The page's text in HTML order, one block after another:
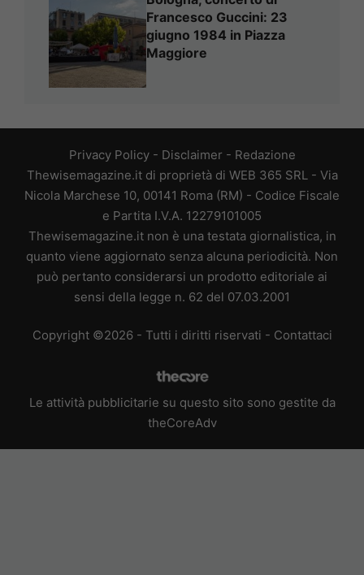
Francesco Guccini: 23
giugno 1984 in Piazza
Maggiore
Privacy Policy- Disclaimer - Redazione
Thewisemagazine.it di proprietà di WEB 365 SRL - Via
Nicola Marchese 10, 00141 Roma (RM) - Codice Fiscale
e Partita I.V.A. 12279101005
Thewisemagazine.it non è una testata giornalistica, in
quanto viene aggiornato senza alcuna periodicità. Non
può pertanto considerarsi un prodotto editoriale ai
sensi della legge n. 62 del 07.03.2001
Copyright ©2026 - Tutti i diritti riservati - Contattaci
Le attività pubblicitarie su questo sito sono gestite da
theCoreAdv